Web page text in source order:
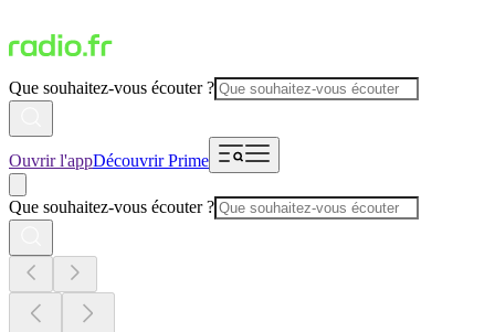
Que souhaitez-vous écouter ?
Ouvrir l'appDécouvrir Prime
Que souhaitez-vous écouter ?